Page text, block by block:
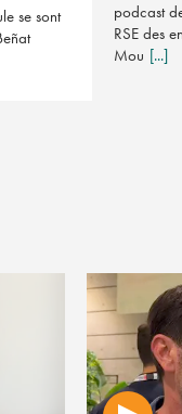
se sont
podcast
RSE des
Mou [...]